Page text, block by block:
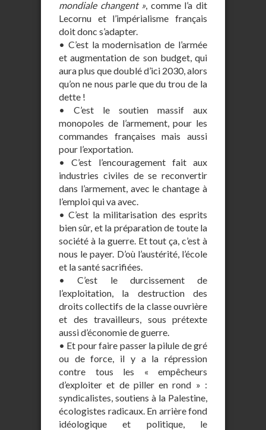
mondiale changent », comme l’a dit
Lecornu et l’impérialisme français
doit donc s’adapter.
• C’est la modernisation de l’armée
et augmentation de son budget, qui
aura plus que doublé d’ici 2030, alors
qu’on ne nous parle que du trou de la
dette !
• C’est le soutien massif aux
monopoles de l’armement, pour les
commandes françaises mais aussi
pour l’exportation.
• C’est l’encouragement fait aux
industries civiles de se reconvertir
dans l’armement, avec le chantage à
l’emploi qui va avec.
• C’est la militarisation des esprits
bien sûr, et la préparation de toute la
société à la guerre. Et tout ça, c’est à
nous le payer. D’où l’austérité, l’école
et la santé sacrifiées.
• C’est le durcissement de
l’exploitation, la destruction des
droits collectifs de la classe ouvrière
et des travailleurs, sous prétexte
aussi d’économie de guerre.
• Et pour faire passer la pilule de gré
ou de force, il y a la répression
contre tous les « empêcheurs
d’exploiter et de piller en rond » :
syndicalistes, soutiens à la Palestine,
écologistes radicaux. En arrière fond
idéologique et politique, le